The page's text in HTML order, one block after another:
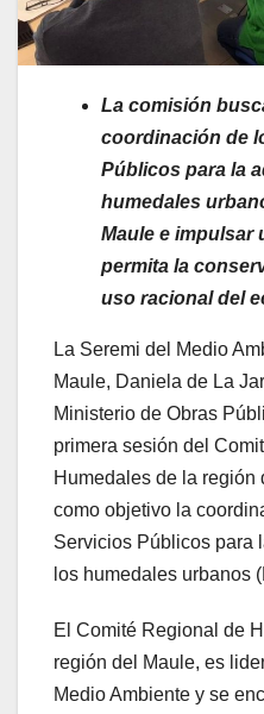
La comisión
coordinación de
Públicos para la
humedales
Maule e impulsar
permita la
uso racional del
La Seremi del Medio
Maule, Daniela de La
Ministerio de Obras
primera sesión del
Humedales de la región
como objetivo la
Servicios Públicos para
los humedales urbanos
El Comité Regional de
región del Maule, es
Medio Ambiente y se